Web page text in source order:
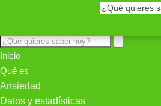
Inicio
Qué es
Ansiedad
Datos y estadísticas